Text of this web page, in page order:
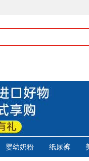
婴幼奶粉 纸尿裤